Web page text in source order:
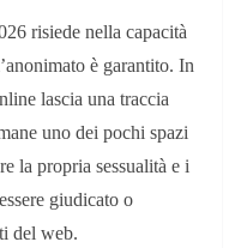
risiede nella capacità
è garantito. In
lascia una traccia
uno dei pochi spazi
la propria sessualità e i
giudicato o
del web.